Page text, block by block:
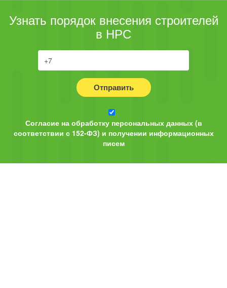
Узнать порядок внесения строителей
в НРС
Отправить
Согласие на обработку персональных данных (в
соответствии с 152-ФЗ) и получении информационных
писем